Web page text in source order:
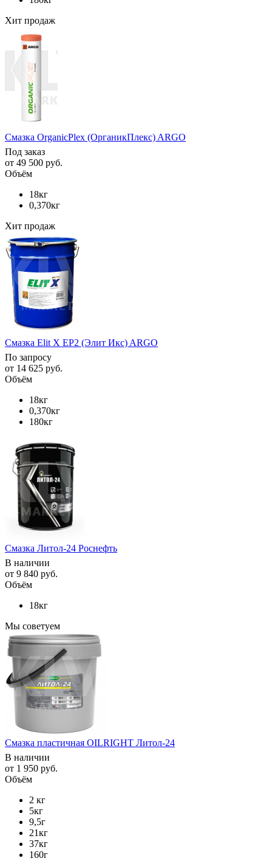
Хит продаж
Смазка OrganicPlex (ОрганикПлекс) ARGO
Под заказ
от 49 500 руб.
Объём
18кг
0,370кг
Хит продаж
Смазка Elit X EP2 (Элит Икс) ARGO
По запросу
от 14 625 руб.
Объём
18кг
0,370кг
180кг
Смазка Литол-24 Роснефть
В наличии
от 9 840 руб.
Объём
18кг
Мы советуем
Смазка пластичная OILRIGHT Литол-24
В наличии
от 1 950 руб.
Объём
2 кг
5кг
9,5г
21кг
37кг
160г